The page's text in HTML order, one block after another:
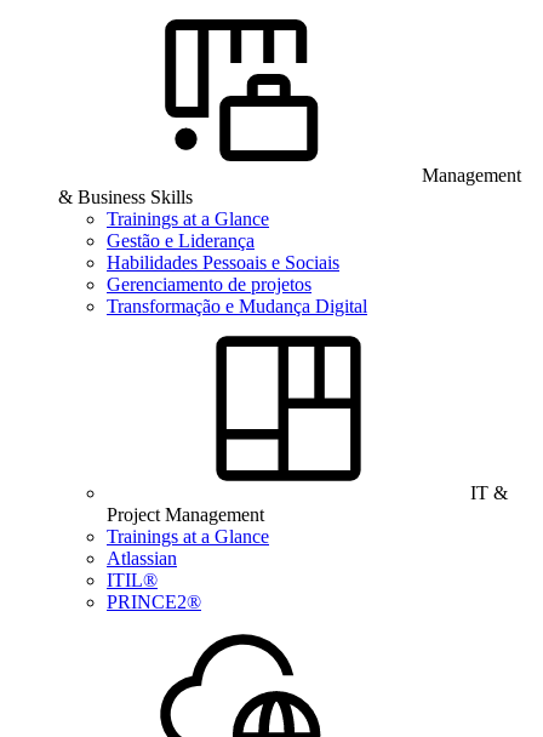
Management
& Business Skills
Trainings at a Glance
Gestão e Liderança
Habilidades Pessoais e Sociais
Gerenciamento de projetos
Transformação e Mudança Digital
IT &
Project Management
Trainings at a Glance
Atlassian
ITIL®
PRINCE2®